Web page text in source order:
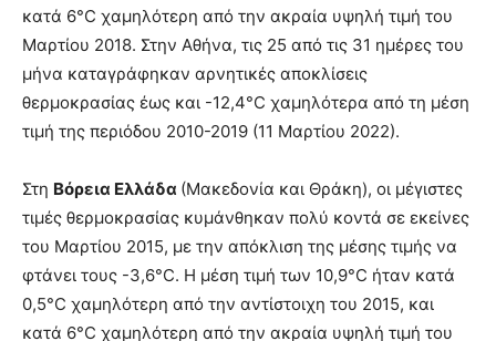
κατά 6°C χαμηλότερη από την ακραία υψηλή τιμή του
Μαρτίου 2018. Στην Αθήνα, τις 25 από τις 31 ημέρες του
μήνα καταγράφηκαν αρνητικές αποκλίσεις
θερμοκρασίας έως και -12,4°C χαμηλότερα από τη μέση
τιμή της περιόδου 2010-2019 (11 Μαρτίου 2022).
Στη Βόρεια Ελλάδα (Μακεδονία και Θράκη), οι μέγιστες
τιμές θερμοκρασίας κυμάνθηκαν πολύ κοντά σε εκείνες
του Μαρτίου 2015, με την απόκλιση της μέσης τιμής να
φτάνει τους -3,6°C. Η μέση τιμή των 10,9°C ήταν κατά
0,5°C χαμηλότερη από την αντίστοιχη του 2015, και
κατά 6°C χαμηλότερη από την ακραία υψηλή τιμή του